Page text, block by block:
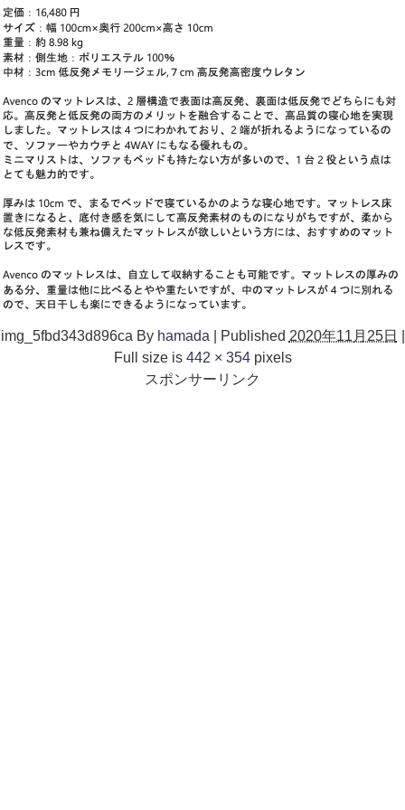
img_5fbd343d896ca By hamada Published 2020年11月25日
Full size is 442 × 354pixels
スポンサーリンク